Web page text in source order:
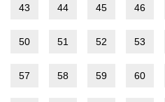
43 44 45 46
50 51 52 53
57 58 59 60